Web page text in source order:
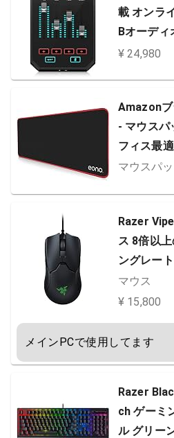
載 オンラ
Bオーディ
XLR MINI
¥ 24,980
Amazon
- マウスパ
フィス最
対応 防水
マウスパ
Razer
ス 8倍以
ングレー
ンサー 軽
ブル
00-R3M1
マウス
¥ 15,800
メインPCで使用してます
Razer
ch ゲーミ
ル グリー